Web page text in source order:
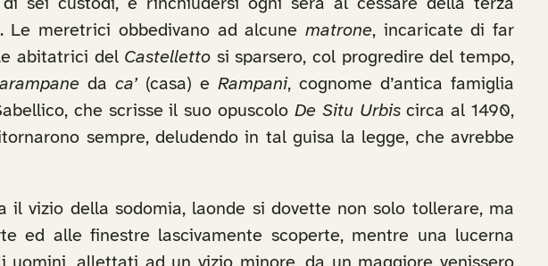
sei custodi, e rinchiudersi ogni sera al cessare della terza
meretrici obbedivano ad alcune matrone, incaricate di far
abitatrici del Castelletto si sparsero, col progredire del tempo,
daca’(casa) eRampani, cognome d’antica famiglia
che scrisse il suo opuscolo De Situ Urbiscirca al 1490,
sempre, deludendo in tal guisa la legge, che avrebbe
vizio della sodomia, laonde si dovette non solo tollerare, ma
ed alle finestre lascivamente scoperte, mentre una lucerna